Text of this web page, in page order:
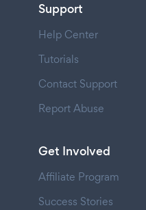
Support
Help Center
Tutorials
Contact Support
Report Abuse
Get Involved
Affiliate Program
Success Stories